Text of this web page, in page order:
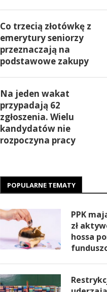
Co trzecią złotówkę z
emerytury seniorzy
przeznaczają na
podstawowe zakupy
Na jeden wakat
przypadają 62
zgłoszenia. Wielu
kandydatów nie
rozpoczyna pracy
POPULARNE TEMATY
PPK
zł
hossa